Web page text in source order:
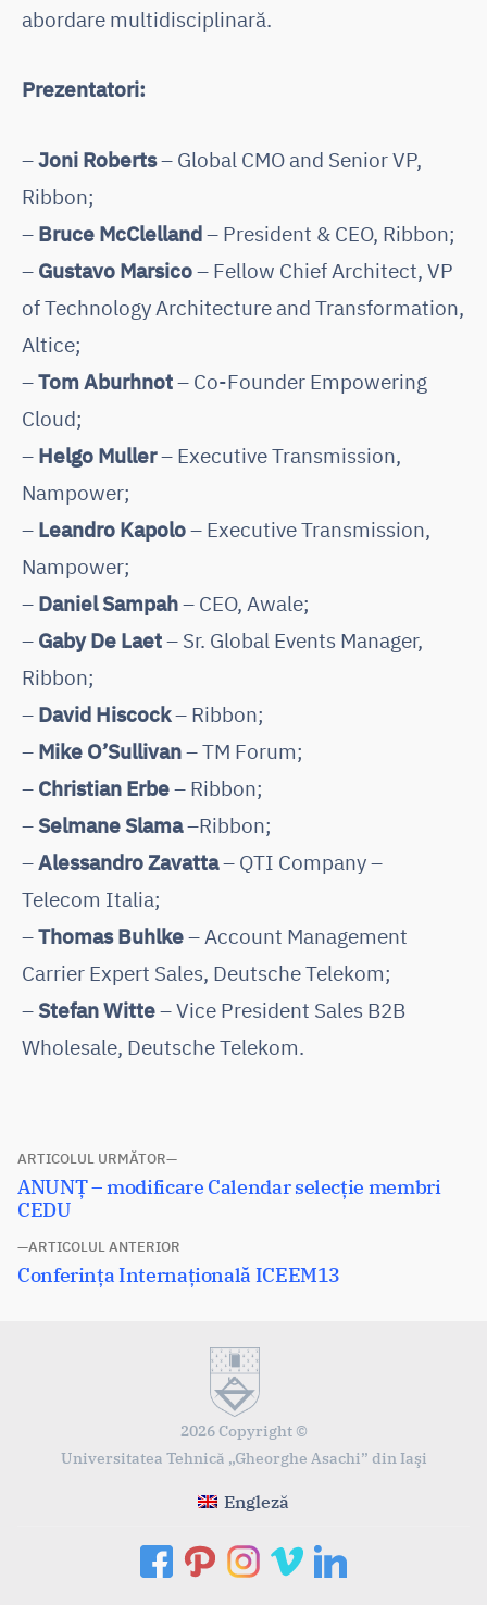
abordare multidisciplinară.
Prezentatori:
–Joni Roberts– Global CMO and Senior VP,
Ribbon;
– Bruce McClelland– President & CEO, Ribbon;
– Gustavo Marsico– Fellow Chief Architect, VP
of Technology Architecture and Transformation,
Altice;
–Tom Aburhnot– Co-Founder Empowering
Cloud;
– Helgo Muller– Executive Transmission,
Nampower;
– Leandro Kapolo– Executive Transmission,
Nampower;
– Daniel Sampah– CEO, Awale;
– Gaby De Laet– Sr. Global Events Manager,
Ribbon;
– David Hiscock– Ribbon;
– Mike O’Sullivan– TM Forum;
– Christian Erbe– Ribbon;
–Selmane Slama–Ribbon;
–Alessandro Zavatta– QTI Company –
Telecom Italia;
–Thomas Buhlke– Account Management
Carrier Expert Sales, Deutsche Telekom;
–Stefan Witte– Vice President Sales B2B
Wholesale, Deutsche Telekom.
Navigare
în
articole
ARTICOLUL ANTERIOR
Articolul
Conferința Internațională ICEEM13
ARTICOLUL URMĂTOR
Articolul
următor:
ANUNȚ – modificare Calendar selecție membri
CEDU
2026 Copyright ©
Universitatea Tehnică „Gheorghe Asachi” din Iaşi
Engleză